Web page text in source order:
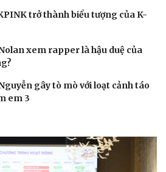
Nghệ sĩ
Sao Việt
trở thành biểu tượng của K-
xem rapper là hậu duệ của
gây tò mò với loạt cảnh táo
em 3